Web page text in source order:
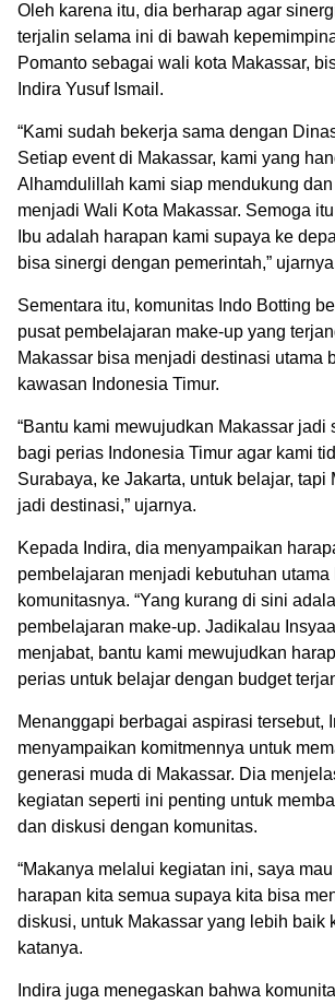
Oleh karena itu, dia berharap agar
terjalin selama ini di bawah
Pomanto sebagai wali kota Makassar,
Indira Yusuf Ismail.
“Kami sudah bekerja sama dengan
Setiap event di Makassar, kami yang
Alhamdulillah kami siap mendukung
menjadi Wali Kota Makassar. Semoga
Ibu adalah harapan kami supaya ke
bisa sinergi dengan pemerintah,”
Sementara itu, komunitas Indo Botting
pusat pembelajaran make-up yang
Makassar bisa menjadi destinasi utama
kawasan Indonesia Timur.
“Bantu kami mewujudkan Makassar jadi
bagi perias Indonesia Timur agar kami
Surabaya, ke Jakarta, untuk belajar, tapi
jadi destinasi,” ujarnya.
Kepada Indira, dia menyampaikan
pembelajaran menjadi kebutuhan utama
komunitasnya. “Yang kurang di sini
pembelajaran make-up. Jadikalau
menjabat, bantu kami mewujudkan
perias untuk belajar dengan budget
Menanggapi berbagai aspirasi tersebut,
menyampaikan komitmennya untuk
generasi muda di Makassar. Dia
kegiatan seperti ini penting untuk
dan diskusi dengan komunitas.
“Makanya melalui kegiatan ini, saya
harapan kita semua supaya kita bisa
diskusi, untuk Makassar yang lebih baik
katanya.
Indira juga menegaskan bahwa